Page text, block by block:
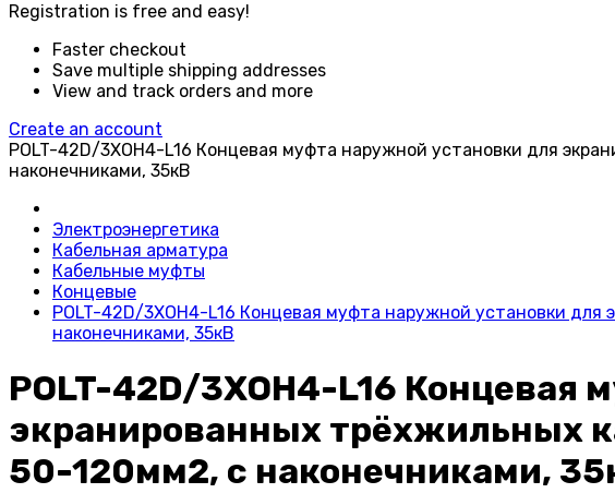
Registration is free and easy!
Faster checkout
Save multiple shipping addresses
View and track orders and more
Create an account
POLT-42D/3XOH4-L16 Концевая муфта наружной установки для
наконечниками, 35кВ
Электроэнергетика
Кабельная арматура
Кабельные муфты
Концевые
POLT-42D/3XOH4-L16 Концевая муфта наружной установки
наконечниками, 35кВ
POLT-42D/3XOH4-L16 Концевая
экранированных трёхжильных
50-120мм2, с наконечниками,